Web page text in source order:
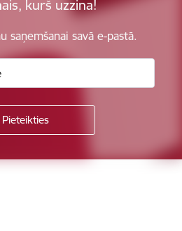
kurš uzzina!
saņemšanai savā e-pastā.